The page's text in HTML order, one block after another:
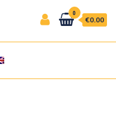
0
€0.00